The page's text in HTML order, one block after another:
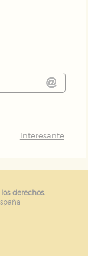
Interesante
derechos.